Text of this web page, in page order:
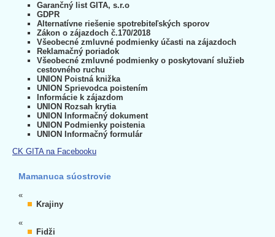
Garančný list GITA, s.r.o
GDPR
Alternatívne riešenie spotrebiteľských sporov
Zákon o zájazdoch č.170/2018
Všeobecné zmluvné podmienky účasti na zájazdoch
Reklamačný poriadok
Všeobecné zmluvné podmienky o poskytovaní služieb
cestovného ruchu
UNION Poistná knižka
UNION Sprievodca poistením
Informácie k zájazdom
UNION Rozsah krytia
UNION Informačný dokument
UNION Podmienky poistenia
UNION Informačný formulár
CK GITA na Facebooku
Mamanuca súostrovie
«
Krajiny
«
Fidži